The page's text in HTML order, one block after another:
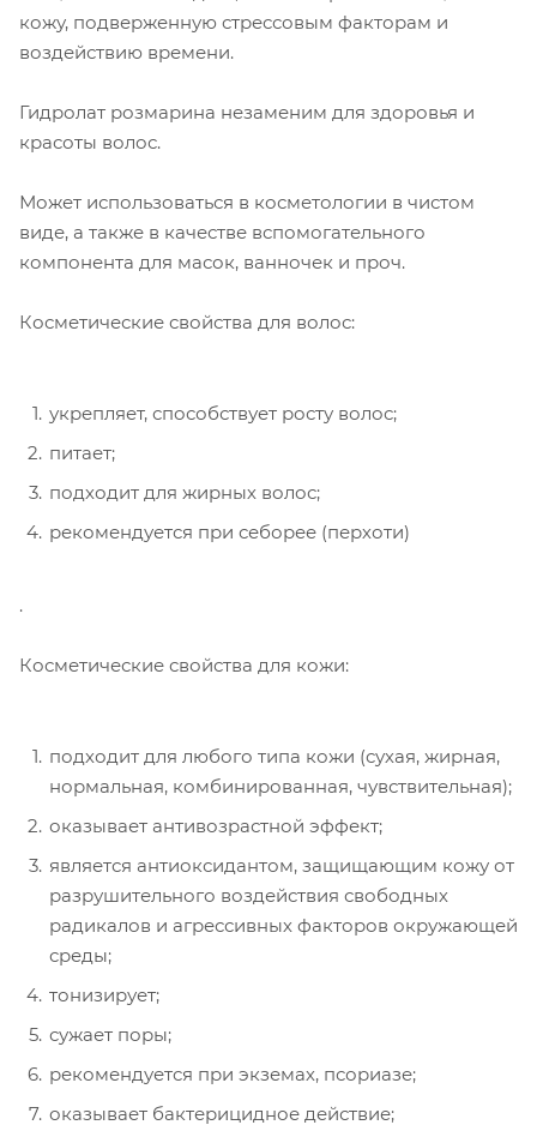
кожу, подверженную стрессовым факторам и
воздействию времени.
Гидролат розмарина незаменим для здоровья и
красоты волос.
Может использоваться в косметологии в чистом
виде, а также в качестве вспомогательного
компонента для масок, ванночек и проч.
Косметические свойства для волос:
укрепляет, способствует росту волос;
питает;
подходит для жирных волос;
рекомендуется при себорее (перхоти)
.
Косметические свойства для кожи:
подходит для любого типа кожи (сухая, жирная,
нормальная, комбинированная, чувствительная);
оказывает антивозрастной эффект;
является антиоксидантом, защищающим кожу от
разрушительного воздействия свободных
радикалов и агрессивных факторов окружающей
среды;
тонизирует;
сужает поры;
рекомендуется при экземах, псориазе;
оказывает бактерицидное действие;